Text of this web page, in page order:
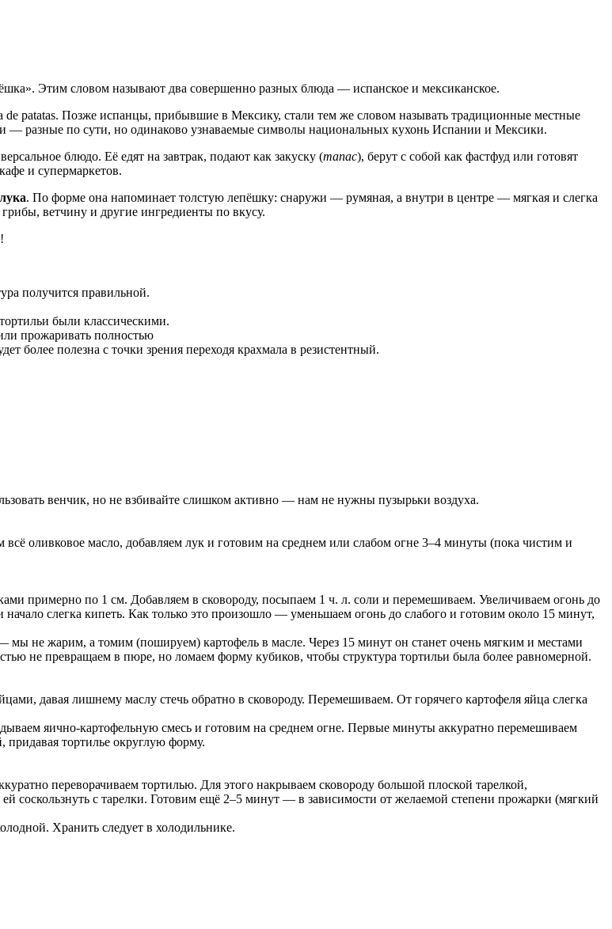
Этим словом называют два совершенно разных блюда — испанское и мексиканское.
patatas. Позже испанцы, прибывшие в Мексику, стали тем же словом называть традиционные местные
— разные по сути, но одинаково узнаваемые символы национальных кухонь Испании и Мексики.
блюдо. Её едят на завтрак, подают как закуску (тапас), берут с собой как фастфуд или готовят
и супермаркетов.
. По форме она напоминает толстую лепёшку: снаружи — румяная, а внутри в центре — мягкая и слегка
ветчину и другие ингредиенты по вкусу.
получится правильной.
были классическими.
прожаривать полностью
более полезна с точки зрения переходя крахмала в резистентный.
венчик, но не взбивайте слишком активно — нам не нужны пузырьки воздуха.
оливковое масло, добавляем лук и готовим на среднем или слабом огне 3–4 минуты (пока чистим и
примерно по 1 см. Добавляем в сковороду, посыпаем 1 ч. л. соли и перемешиваем. Увеличиваем огонь до
слегка кипеть. Как только это произошло — уменьшаем огонь до слабого и готовим около 15 минут,
мы не жарим, а томим (пошируем) картофель в масле. Через 15 минут он станет очень мягким и местами
не превращаем в пюре, но ломаем форму кубиков, чтобы структура тортильи была более равномерной.
давая лишнему маслу стечь обратно в сковороду. Перемешиваем. От горячего картофеля яйца слегка
яично-картофельную смесь и готовим на среднем огне. Первые минуты аккуратно перемешиваем
придавая тортилье округлую форму.
переворачиваем тортилью. Для этого накрываем сковороду большой плоской тарелкой,
соскользнуть с тарелки. Готовим ещё 2–5 минут — в зависимости от желаемой степени прожарки (мягкий
Хранить следует в холодильнике.